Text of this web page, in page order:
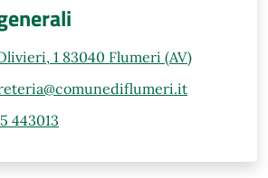
1 83040 Flumeri (AV)
443013